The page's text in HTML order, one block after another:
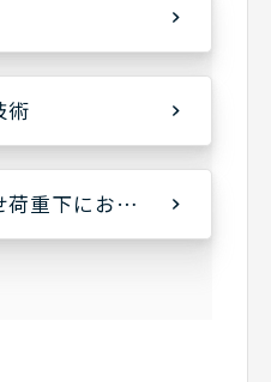
術
おける疲労試験